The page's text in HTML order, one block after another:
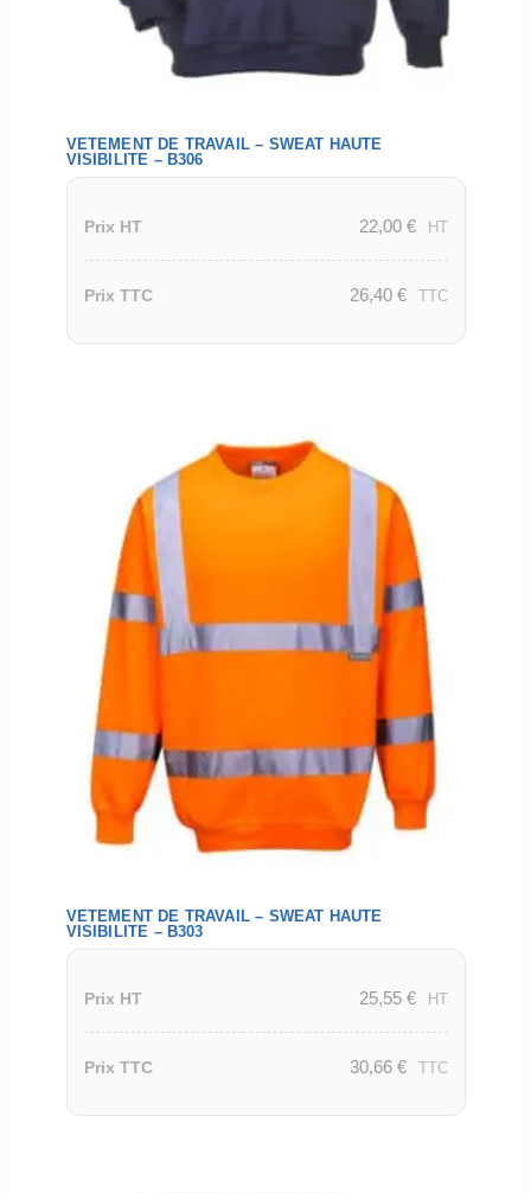
VETEMENT DE TRAVAIL – SWEAT HAUTE
VISIBILITE – B306
Prix HT 22,00 € HT
Prix TTC 26,40 € TTC
VETEMENT DE TRAVAIL – SWEAT HAUTE
VISIBILITE – B303
Prix HT 25,55 € HT
Prix TTC 30,66 € TTC